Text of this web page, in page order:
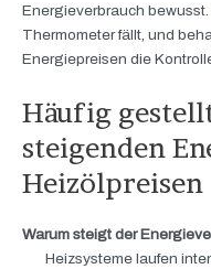
Energieverbrauch
Thermometer fällt, und
Energiepreisen die
Häufig
steigenden
Heizölpreisen
Warum steigt der
Heizsysteme laufen